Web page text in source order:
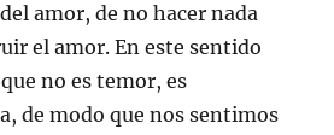
amor, de no hacer nada
el amor. En este sentido
no es temor, es
de modo que nos sentimos